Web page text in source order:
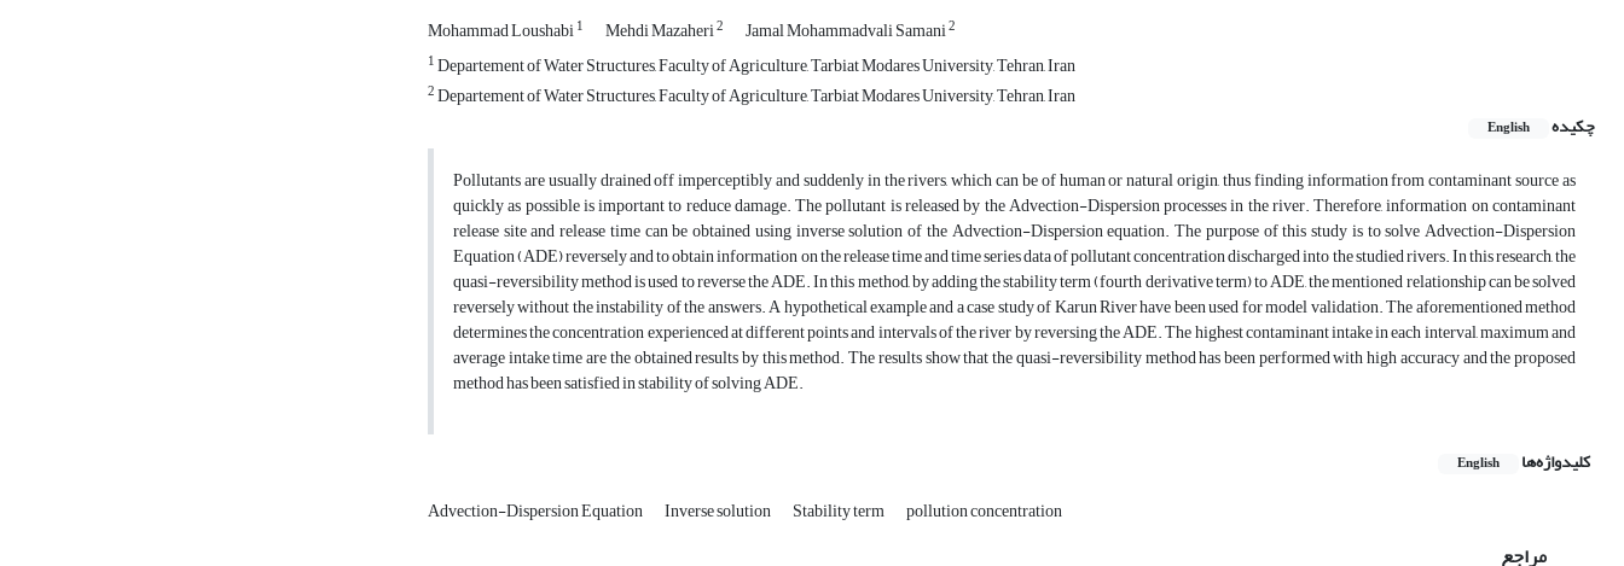
Mohammad Loushabi1 Mehdi Mazaheri2 Jamal Mohammadvali Samani2
1Departement of Water Structures, Faculty of Agriculture, Tarbiat Modares University, Tehran, Iran
2Departement of Water Structures, Faculty of Agriculture, Tarbiat Modares University, Tehran, Iran
چکیده
English
Pollutants are usually drained off imperceptibly and suddenly in the rivers, which can be of human or natural origin, thus finding information from contaminant source as
quickly as possible is important to reduce damage. The pollutant is released by the Advection-Dispersion processes in the river. Therefore, information on contaminant
release site and release time can be obtained using inverse solution of the Advection-Dispersion equation. The purpose of this study is to solve Advection-Dispersion
Equation (ADE) reversely and to obtain information on the release time and time series data of pollutant concentration discharged into the studied rivers. In this research, the
quasi-reversibility method is used to reverse the ADE. In this method, by adding the stability term (fourth derivative term) to ADE, the mentioned relationship can be solved
reversely without the instability of the answers. A hypothetical example and a case study of Karun River have been used for model validation. The aforementioned method
determines the concentration experienced at different points and intervals of the river by reversing the ADE. The highest contaminant intake in each interval, maximum and
average intake time are the obtained results by this method. The results show that the quasi-reversibility method has been performed with high accuracy and the proposed
method has been satisfied in stability of solving ADE.
کلیدواژه‌ها English
Advection-Dispersion Equation Inverse solution Stability term pollution concentration
مراجع